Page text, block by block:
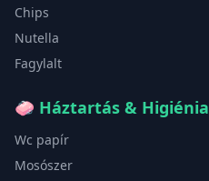
Chips
Nutella
Fagylalt
🧼 Háztartás & Higiénia
Wc papír
Mosószer